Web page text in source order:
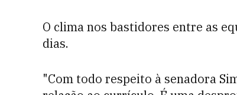
O clima nos bastidores entre as
dias.
"Com todo respeito à senadora